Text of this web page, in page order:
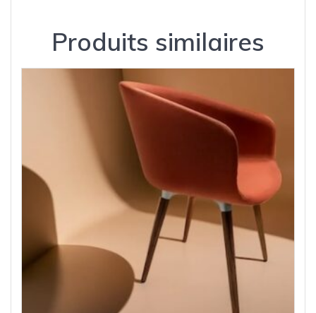
Produits similaires